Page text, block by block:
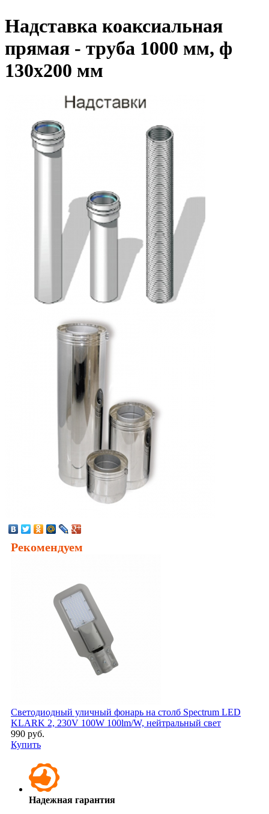
Надставка коаксиальная
прямая - труба 1000 мм, ф
130х200 мм
Рекомендуем
Светодиодный уличный фонарь на столб Spectrum LED
KLARK 2, 230V 100W 100lm/W, нейтральный свет
990 руб.
Купить
Надежная гарантия